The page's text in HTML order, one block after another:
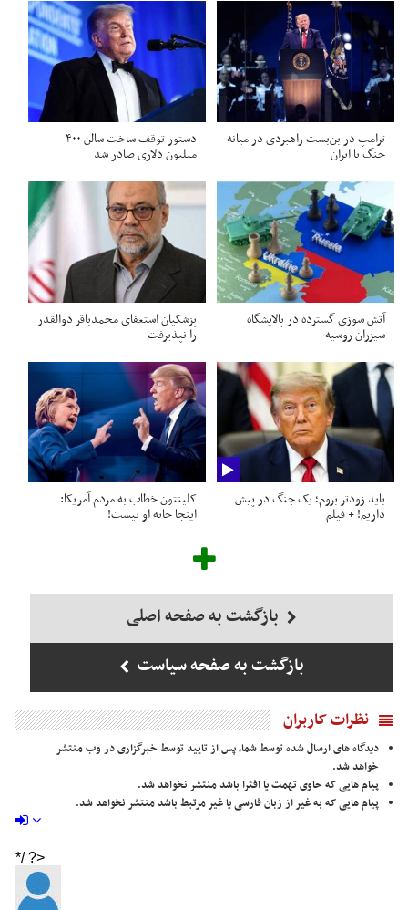
ترامپ در بن‌بست راهبردی در میانه
جنگ با ایران
دستور توقف ساخت سالن ۴۰۰
میلیون دلاری صادر شد
آتش سوزی گسترده در پالایشگاه
سیزران روسیه
پزشکیان استعفای محمدباقر ذوالقدر
را نپذیرفت
باید زودتر بروم؛ یک جنگ در پیش
داریم! + فیلم
کلینتون خطاب به مردم آمریکا:
اینجا خانه او نیست!
بازگشت به صفحه اصلی
بازگشت به صفحه سیاست
نظرات کاربران
دیدگاه های ارسال شده توسط شما، پس از تایید توسط خبرگزاری در وب منتشر
خواهد شد.
پیام هایی که حاوی تهمت یا افترا باشد منتشر نخواهد شد.
پیام هایی که به غیر از زبان فارسی یا غیر مرتبط باشد منتشر نخواهد شد.